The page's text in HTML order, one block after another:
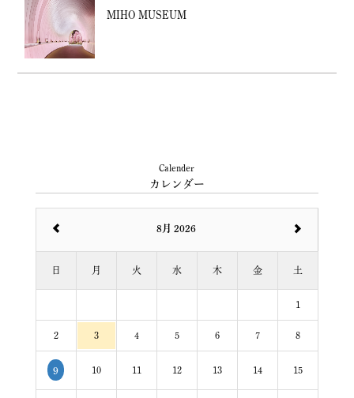
MIHO MUSEUM
Calender
カレンダー
8月 2026
日 月 火 水 木 金 土
1
2 3 4 5 6 7 8
9 10 11 12 13 14 15